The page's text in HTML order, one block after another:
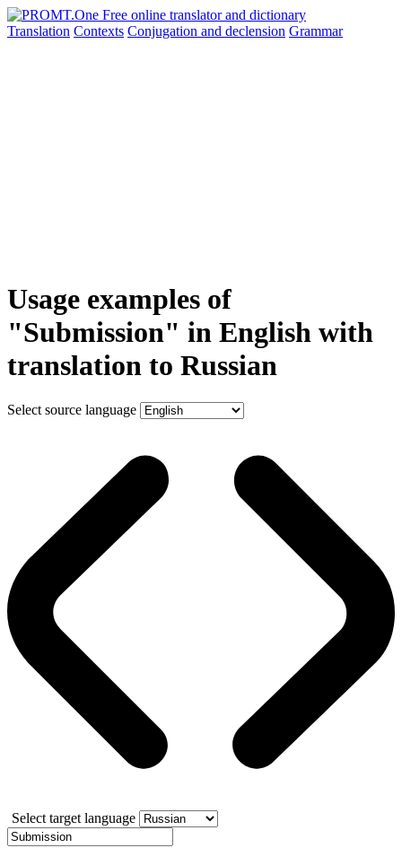
Translation Contexts Conjugation and declension Grammar
Usage examples of
"Submission" in English with
translation to Russian
Select source language
Select target language